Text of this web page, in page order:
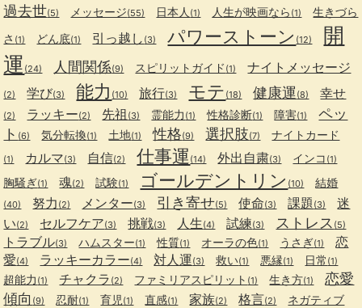
過去世(5) メッセージ(55) 日本人 (1) 人生が映画なら (1)
生きづら
さ (1) どん底(1) 引っ越し (3) パワーストーン (12)
開
運 (24) 人間関係(9) スピリットガイド (1) ナイトメッセージ
(2) 学び(3) 能力 (10) 旅行(3) モテ (18) 健康運(8) 幸せ
(2) ラッキー(2) 先祖 (3) 霊能力 (1) 性格診断(1) 障害(1)
ペッ
ト (6) 気分転換(1) 土地(1) 性格(9) 選択肢(7) ナイトカード
(1) カルマ(3) 自信(2) 仕事運 (14) 外出自粛(3) インコ (1)
胸騒ぎ(1) 魂(2) 試験(1) ゴールデントリン (10) 結婚
(40) 努力 (2) メンター(3) 引き寄せ(5) 使命(3) 課題 (3)
迷
い(2) セルフケア(3) 挑戦(3) 人生(4) 試練(3) ストレス (5)
トラブル(3) ハムスター(1) 性質(1) オーラの色(1) うさぎ(1)
恋
愛(4) ラッキーカラー(4) 対人運(3) 救い(1) 悪縁(1) 日常 (1)
超能力 (1) チャクラ (2) ファミリアスピリット (1) 生き方(1)
恋愛
傾向 (9) 忍耐(1) 育児 (1) 直感(1) 家族(2) 格言(2) ネガティブ